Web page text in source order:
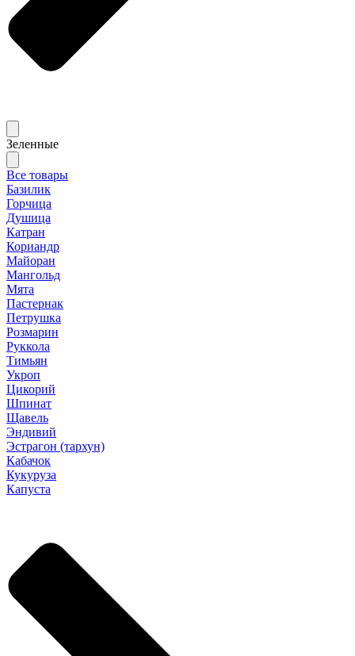
Зеленные
Все товары
Базилик
Горчица
Душица
Катран
Кориандр
Майоран
Мангольд
Мята
Пастернак
Петрушка
Розмарин
Руккола
Тимьян
Укроп
Цикорий
Шпинат
Щавель
Эндивий
Эстрагон (тархун)
Кабачок
Кукуруза
Капуста